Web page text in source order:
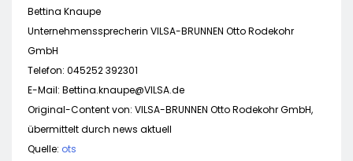
Bettina Knaupe
Unternehmenssprecherin VILSA-BRUNNEN Otto Rodekohr
GmbH
Telefon: 045252 392301
E-Mail: Bettina.knaupe@VILSA.de
Original-Content von: VILSA-BRUNNEN Otto Rodekohr GmbH,
übermittelt durch news aktuell
Quelle: ots